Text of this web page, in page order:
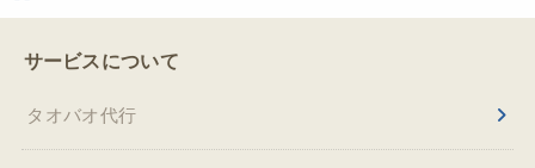
サービスについて
タオバオ代行